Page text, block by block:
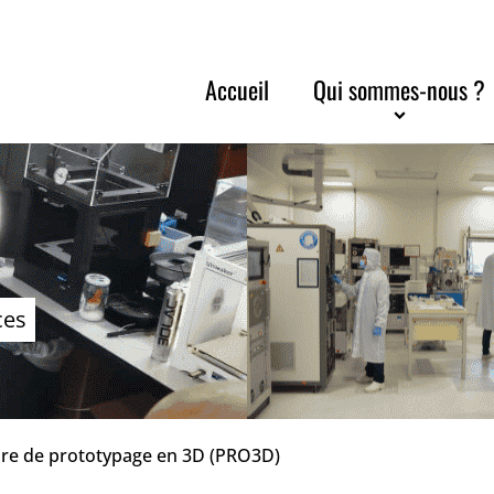
Accueil Qui sommes-nous ?
de prototypage en 3D (PRO3D)